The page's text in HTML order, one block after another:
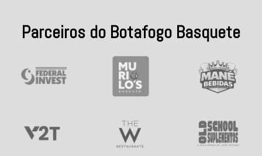
Parceiros do Botafogo Basquete